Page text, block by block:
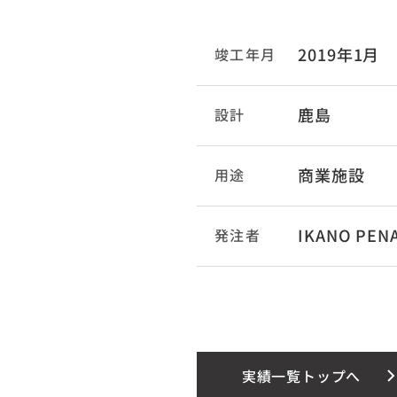
竣工年月 2019年1月
設計 鹿島
用途 商業施設
発注者 IKANO
実績一覧トップへ